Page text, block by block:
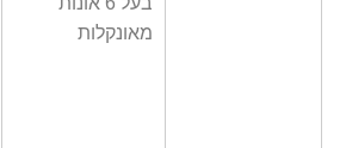
מאונקלות